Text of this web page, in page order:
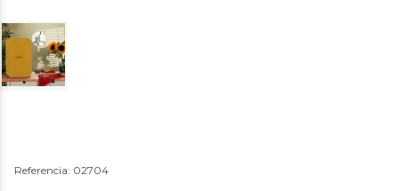
Referencia: 02704